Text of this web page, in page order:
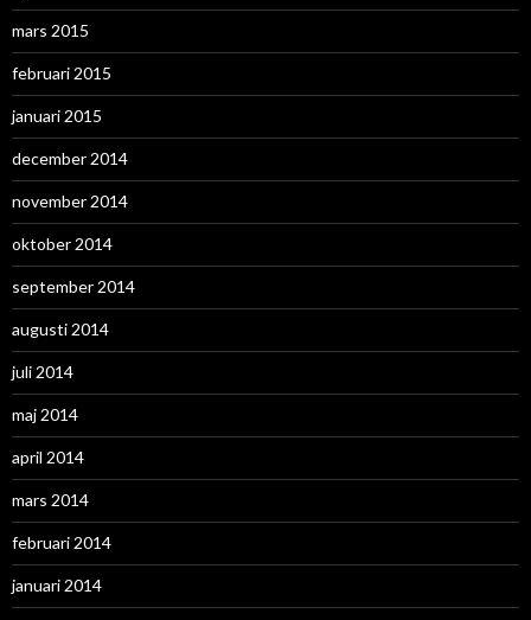
mars 2015
februari 2015
januari 2015
december 2014
november 2014
oktober 2014
september 2014
augusti 2014
juli 2014
maj 2014
april 2014
mars 2014
februari 2014
januari 2014